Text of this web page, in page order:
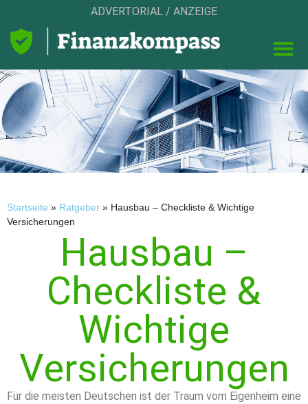
ADVERTORIAL / ANZEIGE
Startseite » Ratgeber » Hausbau – Checkliste & Wichtige
Versicherungen
Hausbau –
Checkliste &
Wichtige
Versicherungen
Für die meisten Deutschen ist der Traum vom Eigenheim eine